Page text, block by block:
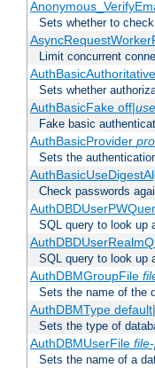
Sets whether to
Limit concurrent
Sets whether
AuthBasicFake off|
Fake basic
AuthBasicProvider
Sets the
Check passwords
SQL query to look up
SQL query to look up
AuthDBMGroupFile
Sets the name of the
AuthDBMType
Sets the type of
AuthDBMUserFile
Sets the name of a